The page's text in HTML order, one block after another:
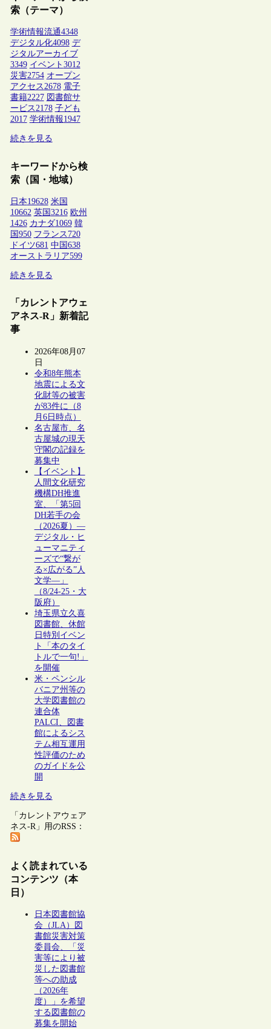
索（テーマ）
学術情報流通4348
デジタル化4098 デ
ジタルアーカイブ
3349 イベント 3012
災害2754 オープン
アクセス2678 電子
書籍2227 図書館サ
ービス2178 子ども
2017 学術情報1947
続きを見る
キーワードから検
索（国・地域）
日本19628 米国
10662 英国 3216 欧州
1426 カナダ1069 韓
国 950 フランス 720
ドイツ681 中国 638
オーストラリア599
続きを見る
「カレントアウェ
アネス-R」新着記
事
2026年08月07
日
令和8年熊本
地震による文
化財等の被害
が83件に（8
月6日時点）
名古屋市、名
古屋城の現天
守閣の記録を
募集中
【イベント】
人間文化研究
機構DH推進
室、「第5回
DH若手の会
（2026夏）―
デジタル・ヒ
ューマニティ
ーズで“繋が
る×広がる”人
文学―」
（8/24-25・大
阪府）
埼玉県立久喜
図書館、休館
日特別イベン
ト「本のタイ
トルで一句!」
を開催
米・ペンシル
バニア州等の
大学図書館の
連合体
PALCI、図書
館によるシス
テム相互運用
性評価のため
のガイドを公
開
続きを見る
「カレントアウェア
ネス-R」用のRSS：
よく読まれている
コンテンツ（本
日）
日本図書館協
会（JLA）図
書館災害対策
委員会、「災
害等により被
災した図書館
等への助成
（2026年
度）」を希望
する図書館の
募集を開始